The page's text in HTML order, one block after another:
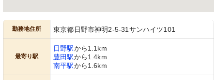
勤務地住所 東京都日野市神明2-5-31サンハイツ101
最寄り駅
日野駅から1.1km
豊田駅から1.4km
南平駅から1.6km